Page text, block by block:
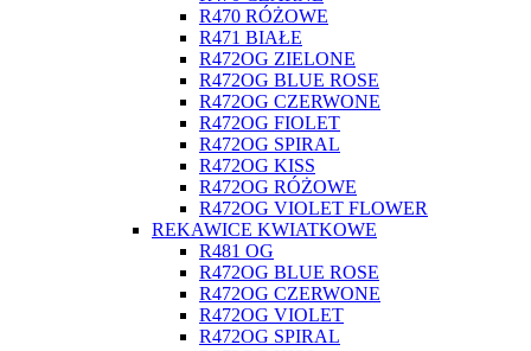
R470 RÓŻOWE
R471 BIAŁE
R472OG ZIELONE
R472OG BLUE ROSE
R472OG CZERWONE
R472OG FIOLET
R472OG SPIRAL
R472OG KISS
R472OG RÓŻOWE
R472OG VIOLET FLOWER
REKAWICE KWIATKOWE
R481 OG
R472OG BLUE ROSE
R472OG CZERWONE
R472OG VIOLET
R472OG SPIRAL